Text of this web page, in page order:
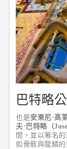
巴特略
也是安東尼·高
夫·巴特略（
間，並以著名的
如骨骸與龍鱗